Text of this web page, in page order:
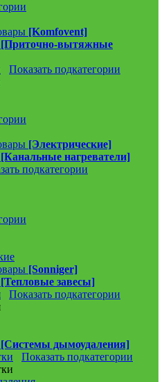
[Komfovent]
[Приточно-вытяжные
Показать подкатегории
[Электрические]
[Канальные нагреватели]
подкатегории
[Sonniger]
[Тепловые завесы]
Показать подкатегории
[Системы дымоудаления]
Показать подкатегории